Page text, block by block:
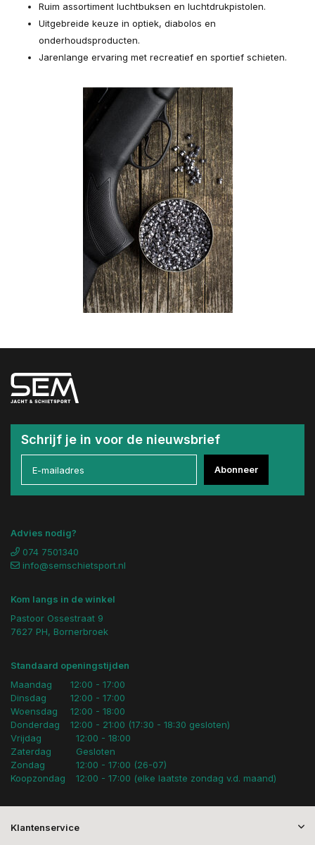
Ruim assortiment luchtbuksen en luchtdrukpistolen.
Uitgebreide keuze in optiek, diabolos en
onderhoudsproducten.
Jarenlange ervaring met recreatief en sportief schieten.
Schrijf je in voor de nieuwsbrief
Abonneer
Advies nodig?
074 7501340
info@semschietsport.nl
Kom langs in de winkel
Pastoor Ossestraat 9
7627 PH, Bornerbroek
Standaard openingstijden
Maandag
Dinsdag
Woensdag
Donderdag
12:00 - 17:00
12:00 - 17:00
12:00 - 18:00
12:00 - 21:00 (17:30 - 18:30 gesloten)
Vrijdag
Zaterdag
Zondag
Koopzondag
12:00 - 18:00
Gesloten
12:00 - 17:00 (26-07)
12:00 - 17:00 (elke laatste zondag v.d. maand)
Klantenservice